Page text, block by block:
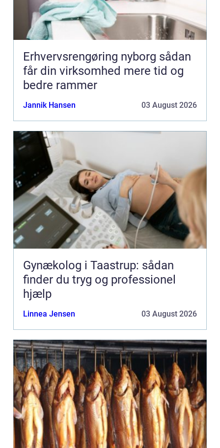
Erhvervsrengøring nyborg sådan
får din virksomhed mere tid og
bedre rammer
Jannik Hansen 03 August 2026
Gynækolog i Taastrup: sådan
finder du tryg og professionel
hjælp
Linnea Jensen 03 August 2026